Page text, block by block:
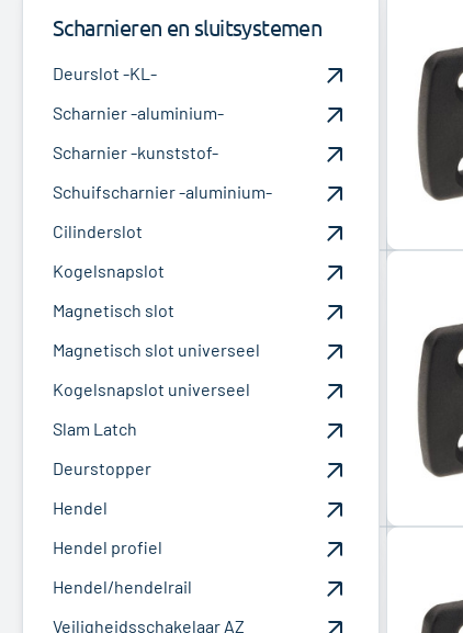
Scharnieren en sluitsystemen
Deurslot -KL-
Scharnier -aluminium-
Scharnier -kunststof-
Schuifscharnier -aluminium-
Cilinderslot
Kogelsnapslot
Magnetisch slot
Magnetisch slot universeel
Kogelsnapslot universeel
Slam Latch
Deurstopper
Hendel
Hendel profiel
Hendel/hendelrail
Veiligheidsschakelaar AZ